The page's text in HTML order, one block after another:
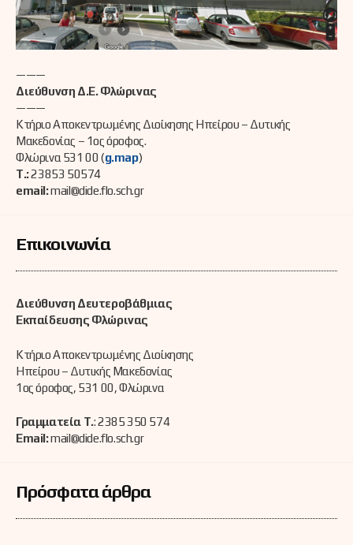
———
Διεύθυνση Δ.Ε. Φλώρινας
———
Κτήριο Αποκεντρωμένης Διοίκησης Ηπείρου – Δυτικής
Μακεδονίας – 1ος όροφος.
Φλώρινα 531 00 (g.map)
Τ.:23853 50574
email:mail@dide.flo.sch.gr
Επικοινωνία
Διεύθυνση Δευτεροβάθμιας
Εκπαίδευσης Φλώρινας
Κτήριο Αποκεντρωμένης Διοίκησης
Ηπείρου – Δυτικής Μακεδονίας
1ος όροφος, 531 00, Φλώρινα
Γραμματεία Τ.: 2385 350 574
Email:mail@dide.flo.sch.gr
Πρόσφατα άρθρα